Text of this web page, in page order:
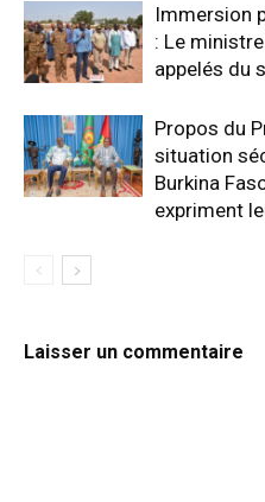
Immersion
: Le
appelés du
Propos du
situation
Burkina
expriment
Laisser un commentaire